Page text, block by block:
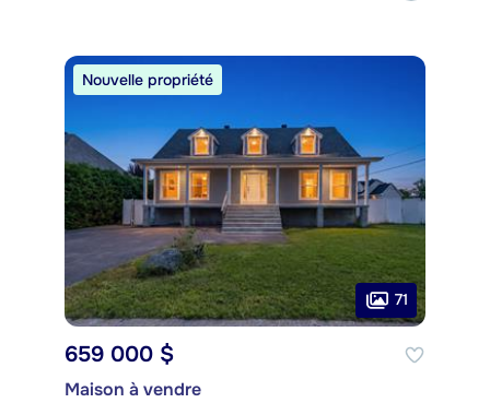
Nouvelle propriété
71
659 000 $
Maison à vendre